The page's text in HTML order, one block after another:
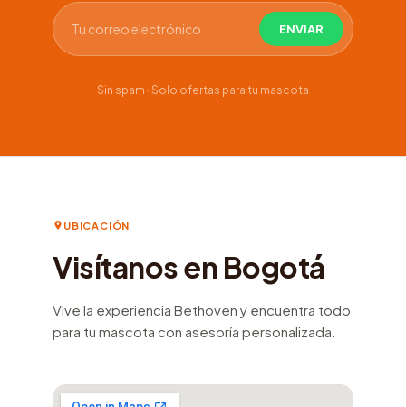
Sin spam · Solo ofertas para tu mascota
UBICACIÓN
Visítanos en Bogotá
Vive la experiencia Bethoven y encuentra todo
para tu mascota con asesoría personalizada.